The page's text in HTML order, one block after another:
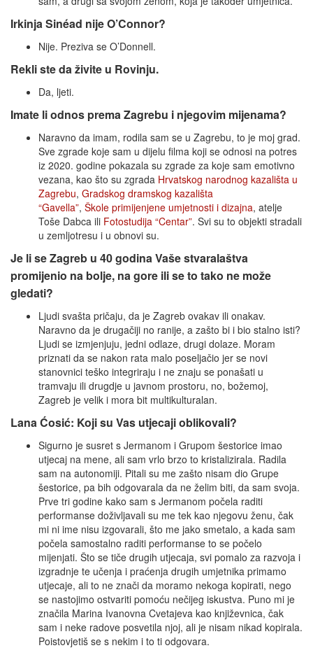
Irkinja Sinéad nije O’Connor?
Nije. Preziva se O’Donnell.
Rekli ste da živite u Rovinju.
Da, ljeti.
Imate li odnos prema Zagrebu i njegovim mijenama?
Naravno da imam, rodila sam se u Zagrebu, to je moj grad.
Sve zgrade koje sam u dijelu filma koji se odnosi na potres
iz 2020. godine pokazala su zgrade za koje sam emotivno
vezana, kao što su zgrada Hrvatskog narodnog kazališta u
Zagrebu, Gradskog dramskog kazališta
“Gavella”, Škole primijenjene umjetnosti i dizajna, atelje
Toše Dabca ili Fotostudija “Centar”. Svi su to objekti stradali
u zemljotresu i u obnovi su.
Je li se Zagreb u 40 godina Vaše stvaralaštva
promijenio na bolje, na gore ili se to tako ne može
gledati?
Ljudi svašta pričaju, da je Zagreb ovakav ili onakav.
Naravno da je drugačiji no ranije, a zašto bi i bio stalno isti?
Ljudi se izmjenjuju, jedni odlaze, drugi dolaze. Moram
priznati da se nakon rata malo poseljačio jer se novi
stanovnici teško integriraju i ne znaju se ponašati u
tramvaju ili drugdje u javnom prostoru, no, božemoj,
Zagreb je velik i mora bit multikulturalan.
Lana Ćosić: Koji su Vas utjecaji oblikovali?
Sigurno je susret s Jermanom i Grupom šestorice imao
utjecaj na mene, ali sam vrlo brzo to kristalizirala. Radila
sam na autonomiji. Pitali su me zašto nisam dio Grupe
šestorice, pa bih odgovarala da ne želim biti, da sam svoja.
Prve tri godine kako sam s Jermanom počela raditi
performanse doživljavali su me tek kao njegovu ženu, čak
mi ni ime nisu izgovarali, što me jako smetalo, a kada sam
počela samostalno raditi performanse to se počelo
mijenjati. Što se tiče drugih utjecaja, svi pomalo za razvoja i
izgradnje te učenja i praćenja drugih umjetnika primamo
utjecaje, ali to ne znači da moramo nekoga kopirati, nego
se nastojimo ostvariti pomoću nečijeg iskustva. Puno mi je
značila Marina Ivanovna Cvetajeva kao književnica, čak
sam i neke radove posvetila njoj, ali je nisam nikad kopirala.
Poistovjetiš se s nekim i to ti odgovara.